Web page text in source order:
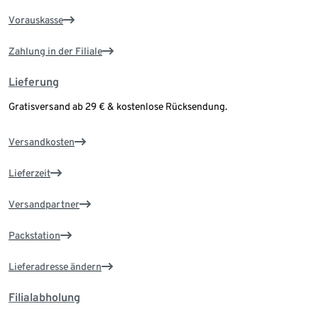
Vorauskasse
Zahlung in der Filiale
Lieferung
Gratisversand ab 29 € & kostenlose Rücksendung.
Versandkosten
Lieferzeit
Versandpartner
Packstation
Lieferadresse ändern
Filialabholung